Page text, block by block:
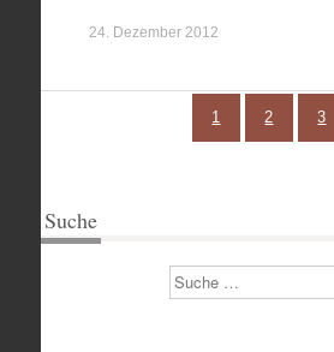
24. Dezember 2012
1 2 3
Suche
Suchen